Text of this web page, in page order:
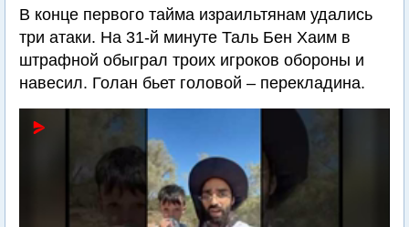
В конце первого тайма израильтянам удались
три атаки. На 31-й минуте Таль Бен Хаим в
штрафной обыграл троих игроков обороны и
навесил. Голан бьет головой – перекладина.